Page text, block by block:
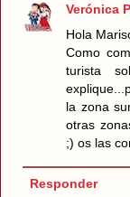
Verónica
Hola
Como
turista
la zona
otras
;) os las
Responder